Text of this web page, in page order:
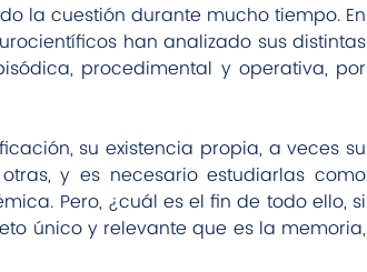
la cuestión durante mucho tiempo. En
han analizado sus distintas
procedimental y operativa, por
su existencia propia, a veces su
y es necesario estudiarlas como
Pero, ¿cuál es el fin de todo ello, si
único y relevante que es la memoria,